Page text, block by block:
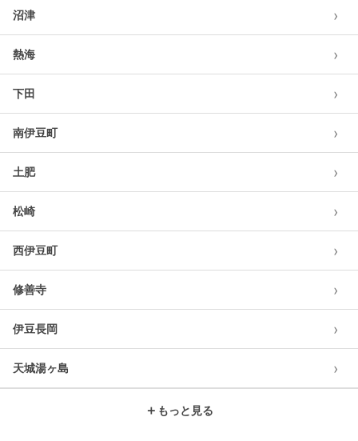
沼津 ›
熱海 ›
下田 ›
南伊豆町 ›
土肥 ›
松崎 ›
西伊豆町 ›
修善寺 ›
伊豆長岡 ›
天城湯ヶ島 ›
＋ もっと見る